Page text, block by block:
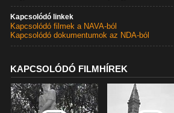
Kapcsolódó linkek
Kapcsolódó filmek a NAVA-ból
Kapcsolódó dokumentumok az NDA-ból
KAPCSOLÓDÓ FILMHÍREK